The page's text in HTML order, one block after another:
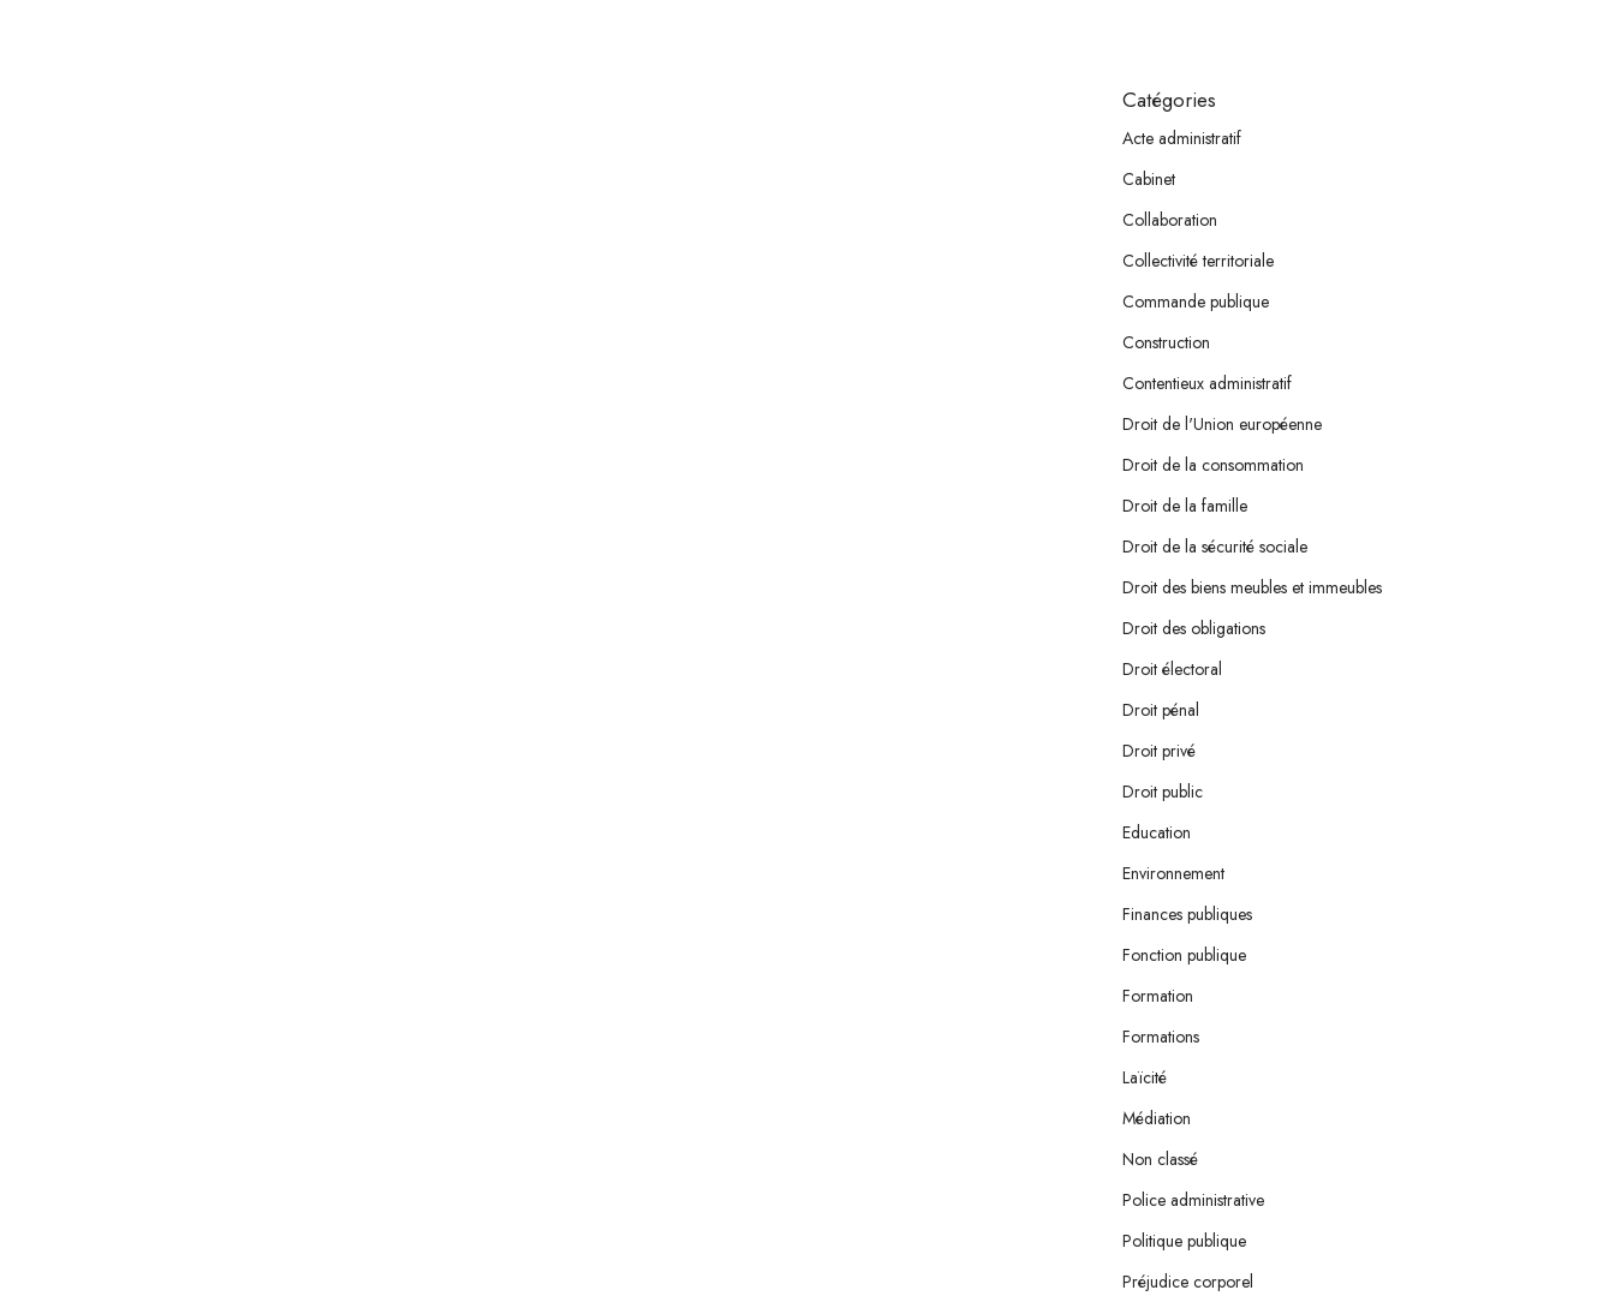
Catégories
Acte administratif
Cabinet
Collaboration
Collectivité territoriale
Commande publique
Construction
Contentieux administratif
Droit de l'Union européenne
Droit de la consommation
Droit de la famille
Droit de la sécurité sociale
Droit des biens meubles et immeubles
Droit des obligations
Droit électoral
Droit pénal
Droit privé
Droit public
Education
Environnement
Finances publiques
Fonction publique
Formation
Formations
Laïcité
Médiation
Non classé
Police administrative
Politique publique
Préjudice corporel